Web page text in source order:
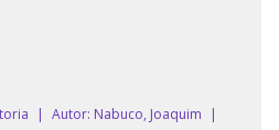
| Autor: Nabuco, Joaquim
|